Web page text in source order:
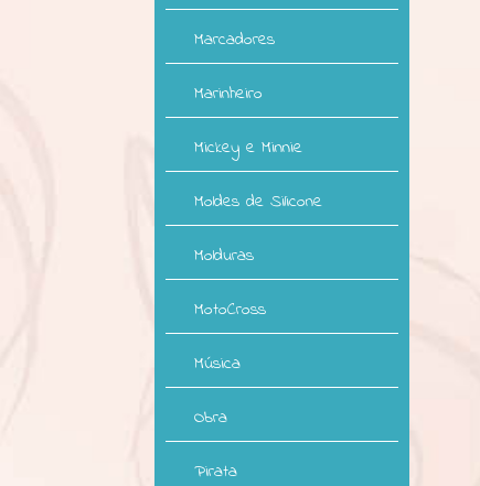
Marcadores
Marinheiro
Mickey e Minnie
Moldes de Silicone
Molduras
MotoCross
Música
Obra
Pirata